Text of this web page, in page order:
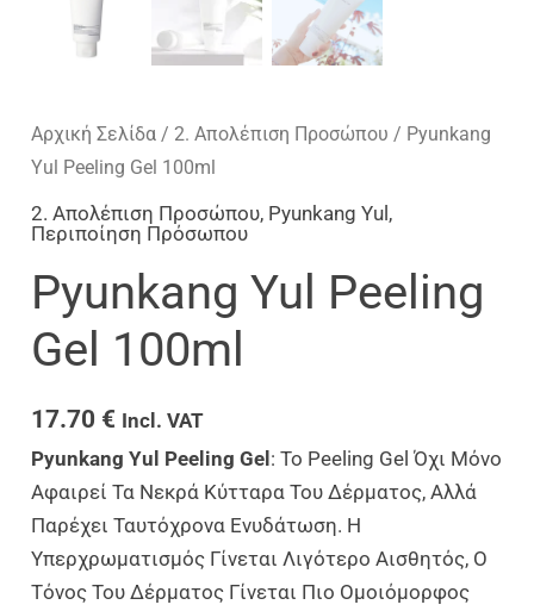
Αρχική Σελίδα /2. Απολέπιση Προσώπου / Pyunkang
Yul Peeling Gel 100ml
2. Απολέπιση Προσώπου, Pyunkang Yul,
Περιποίηση Πρόσωπου
Pyunkang Yul Peeling
Gel 100ml
17.70 € Incl. VAT
Pyunkang Yul Peeling Gel: Το Peeling Gel Όχι Μόνο
Αφαιρεί Τα Νεκρά Κύτταρα Του Δέρματος, Αλλά
Παρέχει Ταυτόχρονα Ενυδάτωση. Η
Υπερχρωματισμός Γίνεται Λιγότερο Αισθητός, Ο
Τόνος Του Δέρματος Γίνεται Πιο Ομοιόμορφος